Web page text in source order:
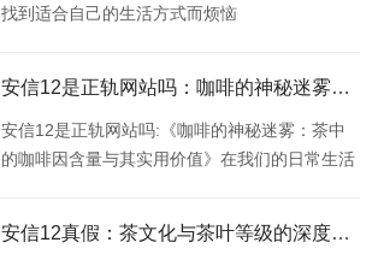
找到适合自己的生活方式而烦恼
安信12是正轨网站吗：咖啡的神秘迷雾：茶中的咖啡因含量与其实
安信12是正轨网站吗:《咖啡的神秘迷雾：茶中
的咖啡因含量与其实用价值》在我们的日常生活
安信12真假：茶文化与茶叶等级的深度：理论与实践相结合的新视